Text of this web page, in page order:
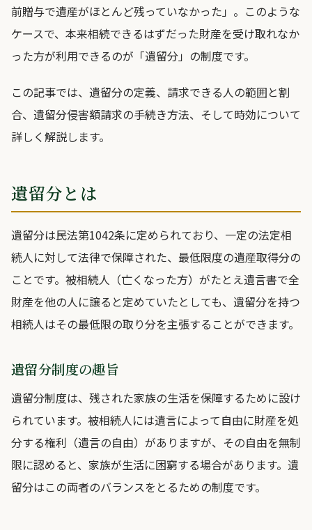
前贈与で遺産がほとんど残っていなかった」。このような
ケースで、本来相続できるはずだった財産を受け取れなか
った方が利用できるのが「遺留分」の制度です。
この記事では、遺留分の定義、請求できる人の範囲と割
合、遺留分侵害額請求の手続き方法、そして時効について
詳しく解説します。
遺留分とは
遺留分は民法第1042条に定められており、一定の法定相
続人に対して法律で保障された、最低限度の遺産取得分の
ことです。被相続人（亡くなった方）がたとえ遺言書で全
財産を他の人に譲ると定めていたとしても、遺留分を持つ
相続人はその最低限の取り分を主張することができます。
遺留分制度の趣旨
遺留分制度は、残された家族の生活を保障するために設け
られています。被相続人には遺言によって自由に財産を処
分する権利（遺言の自由）がありますが、その自由を無制
限に認めると、家族が生活に困窮する場合があります。遺
留分はこの両者のバランスをとるための制度です。